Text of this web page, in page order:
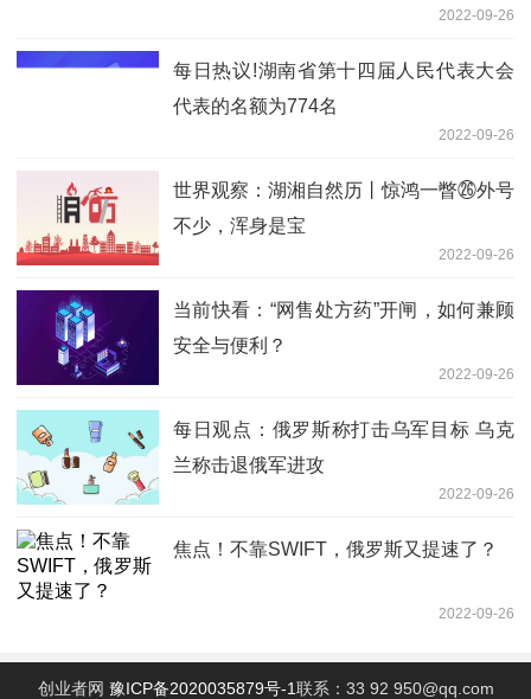
2022-09-26
每日热议!湖南省第十四届人民代表大会
代表的名额为774名
2022-09-26
世界观察：湖湘自然历丨惊鸿一瞥㉖外号
不少，浑身是宝
2022-09-26
当前快看：“网售处方药”开闸，如何兼顾
安全与便利？
2022-09-26
每日观点：俄罗斯称打击乌军目标 乌克
兰称击退俄军进攻
2022-09-26
焦点！不靠SWIFT，俄罗斯又提速了？
2022-09-26
创业者网 豫ICP备2020035879号-1联系：33 92 950@qq.com